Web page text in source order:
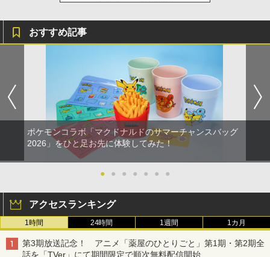
おすすめ記事
ポケモンコラボ「マクドナルドのサマーチャンスバッグ
2026」をひと足お先に体験してみた！
● ● ● ● ● ● ●
アクセスランキング
1時間 24時間 1週間 1カ月
第3期放送記念！ アニメ「薬屋のひとりごと」第1期・第2期全
話を「TVer」にて期間限定で順次無料配信開始